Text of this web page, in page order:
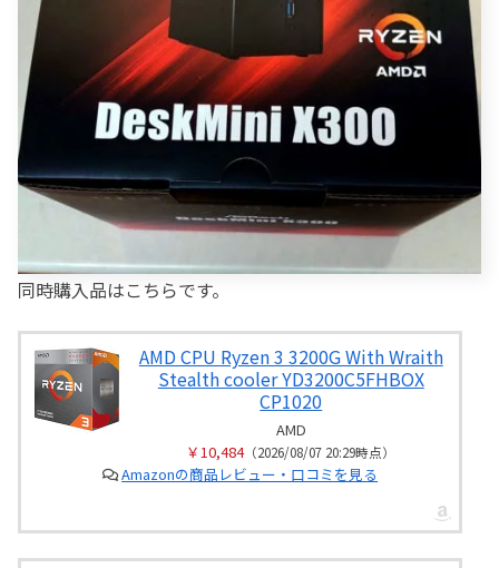
同時購入品はこちらです。
AMD CPU Ryzen 3 3200G With Wraith
Stealth cooler YD3200C5FHBOX
CP1020
AMD
￥10,484（2026/08/07 20:29時点）
Amazonの商品レビュー・口コミを見る